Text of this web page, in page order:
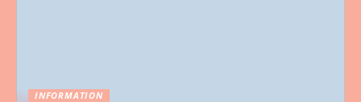
INFORMATION